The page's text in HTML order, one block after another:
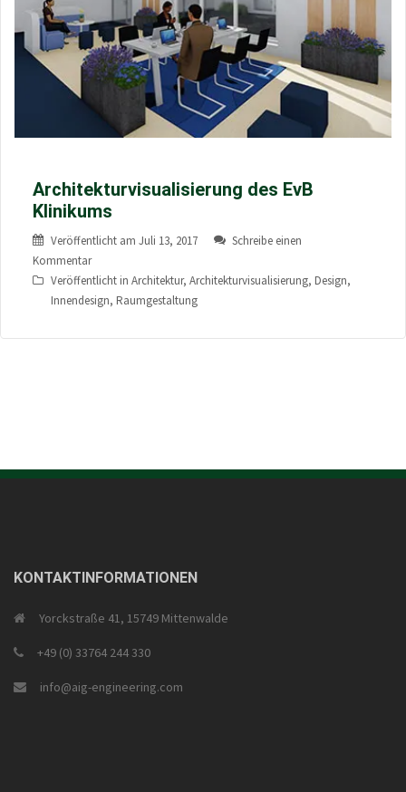
Architekturvisualisierung des EvB
Klinikums
Veröffentlicht am Juli 13, 2017
Schreibe einen
Kommentar
Veröffentlicht in Architektur, Architekturvisualisierung, Design,
Innendesign, Raumgestaltung
KONTAKTINFORMATIONEN
Yorckstraße 41, 15749 Mittenwalde
+49 (0) 33764 244 330
info@aig-engineering.com